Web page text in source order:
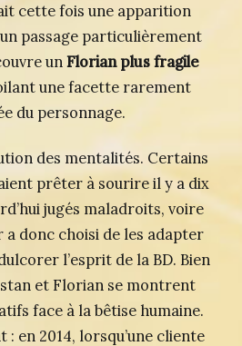
cette fois une apparition
passage particulièrement
un Florian plus fragile
une facette rarement
du personnage.
des mentalités. Certains
prêter à sourire il y a dix
jugés maladroits, voire
a donc choisi de les adapter
l’esprit de la BD. Bien
et Florian se montrent
face à la bêtise humaine.
: en 2014, lorsqu’une cliente